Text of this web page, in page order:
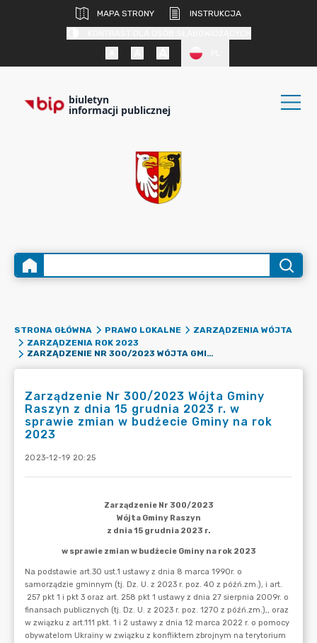
MAPA STRONY
INSTRUKCJA
biuletyn
informacji publicznej
STRONA GŁÓWNA PRAWO LOKALNE
ZARZĄDZENIA WÓJTA
ZARZĄDZENIA ROK 2023
ZARZĄDZENIE NR 300/2023 WÓJTA GMINY RASZYN Z DNIA 15 GRUDNIA 2023 R. W SPRAWIE ZMIAN W BUDŻECIE GMINY NA ROK 2023
Zarządzenie Nr 300/2023 Wójta Gminy
Raszyn z dnia 15 grudnia 2023 r. w
sprawie zmian w budżecie Gminy na rok
2023
2023-12-19 20:25